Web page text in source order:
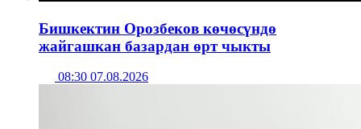
Бишкектин Орозбеков көчөсүндө
жайгашкан базардан өрт чыкты
08:30 07.08.2026